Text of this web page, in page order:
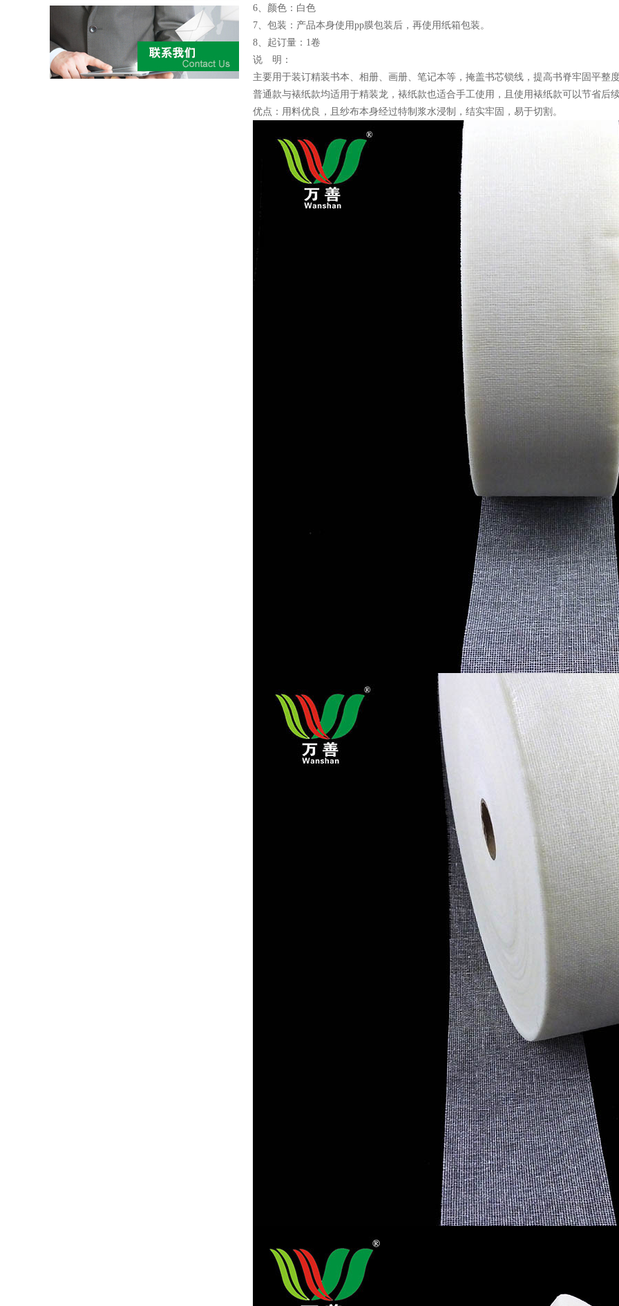
6、颜色：白色
7、包装：产品本身使用pp膜包装后，再使用纸箱包装。
8、起订量：1卷
说 明：
主要用于装订精装书本、相册、画册、笔记本等，掩盖书芯锁线，提高书脊牢固平整
普通款与裱纸款均适用于精装龙，裱纸款也适合手工使用，且使用裱纸款可以节省后
优点：用料优良，且纱布本身经过特制浆水浸制，结实牢固，易于切割。